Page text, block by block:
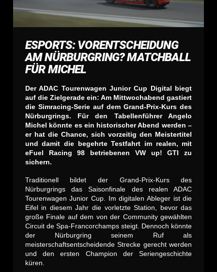
ESPORTS: VORENTSCHEIDUNG
AM NÜRBURGRING? MATCHBALL
FÜR MICHEL
Der ADAC Tourenwagen Junior Cup Digital biegt
auf die Zielgerade ein: Am Mittwochabend gastiert
die Simracing-Serie auf dem Grand-Prix-Kurs des
Nürburgrings. Für den Tabellenführer Angelo
Michel könnte es ein historischer Abend werden –
er hat die Chance, sich vorzeitig den Meistertitel
und damit die begehrte Testfahrt im realen, mit
eFuel Racing 98 betriebenen VW up! GTI zu
sichern.
Traditionell bildet der Grand-Prix-Kurs des
Nürburgrings das Saisonfinale des realen ADAC
Tourenwagen Junior Cup. Im digitalen Ableger ist die
Eifel in diesem Jahr die vorletzte Station, bevor das
große Finale auf dem von der Community gewählten
Circuit de Spa-Francorchamps steigt. Dennoch könnte
der Nürburgring seinem Ruf als
meisterschaftsentscheidende Strecke gerecht werden
und den ersten Champion der Seriengeschichte
küren.